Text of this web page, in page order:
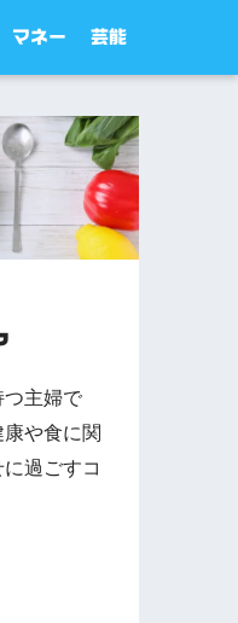
マネー 芸能
つ主婦で
や食に関
過ごすコ